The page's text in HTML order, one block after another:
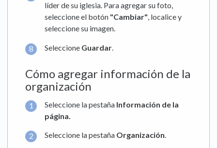
líder de su iglesia. Para agregar su foto,
seleccione el botón "Cambiar", localice y
seleccione su imagen.
Seleccione Guardar.
Cómo agregar información de la
organización
Seleccione la pestaña Información de la
página
Seleccione la pestaña Organización.